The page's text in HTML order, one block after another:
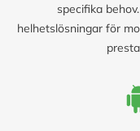
specifika
helhetslösningar för